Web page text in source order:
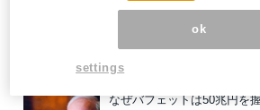
ロがやってる先乗り投資法
式会社カイザー）
なぜバフェットは50兆円を
ok
settings